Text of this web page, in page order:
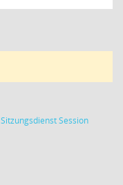
SitzungsdienstSession(Wird in